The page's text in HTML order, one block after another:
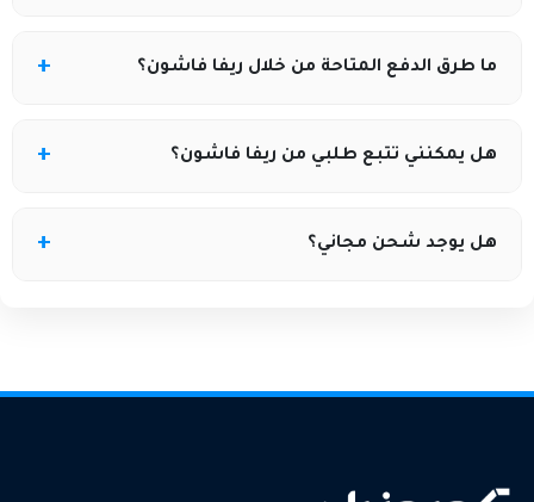
يمكنك الطلب بسهولة عبر الموقع الرسمي أو التطبيق:
ما طرق الدفع المتاحة من خلال ريفا فاشون؟
يوفر ريفا فاشون الدفع عند الاستلام والدفع الإلكتروني
هل يمكنني تتبع طلبي من ريفا فاشون؟
نعم، بعد إتمام الطلب ستحصلين على رقم تتبع لتعرفي
هل يوجد شحن مجاني؟